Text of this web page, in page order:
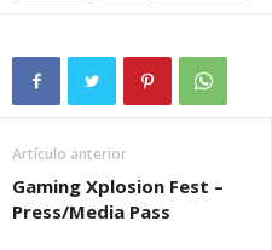
Artículo anterior
Gaming Xplosion Fest –
Press/Media Pass